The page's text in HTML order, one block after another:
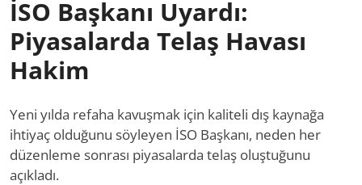
İSO Başkanı Uyardı:
Piyasalarda Telaş Havası
Hakim
Yeni yılda refaha kavuşmak için kaliteli dış kaynağa
ihtiyaç olduğunu söyleyen İSO Başkanı, neden her
düzenleme sonrası piyasalarda telaş oluştuğunu
açıkladı.